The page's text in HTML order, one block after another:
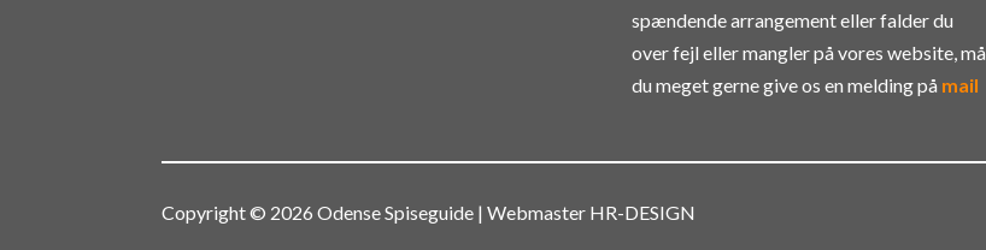
spændende arrangement eller falder du
over fejl eller mangler på vores website, må
du meget gerne give os en melding på mail
Copyright © 2026 Odense Spiseguide | Webmaster HR-DESIGN